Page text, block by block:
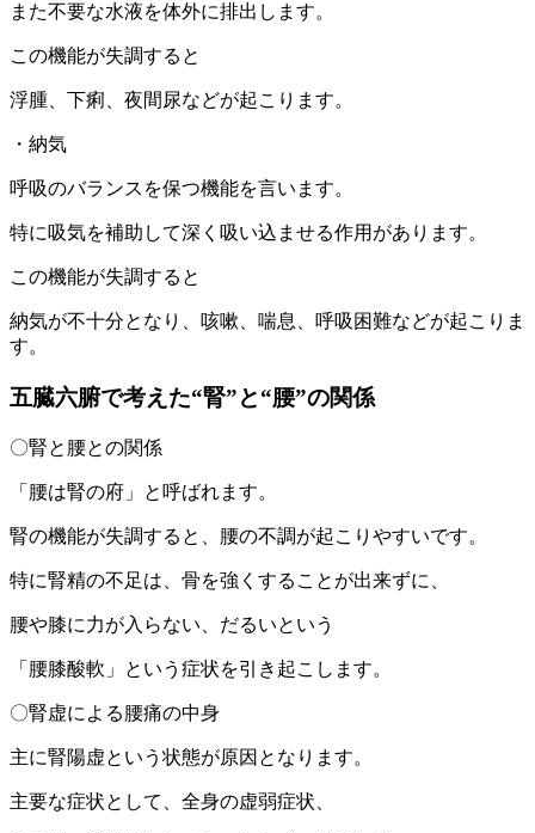
また不要な水液を体外に排出します。
この機能が失調すると
浮腫、下痢、夜間尿などが起こります。
・納気
呼吸のバランスを保つ機能を言います。
特に吸気を補助して深く吸い込ませる作用があります。
この機能が失調すると
納気が不十分となり、咳嗽、喘息、呼吸困難などが起こりま
す。
五臓六腑で考えた“腎”と“腰”の関係
〇腎と腰との関係
「腰は腎の府」と呼ばれます。
腎の機能が失調すると、腰の不調が起こりやすいです。
特に腎精の不足は、骨を強くすることが出来ずに、
腰や膝に力が入らない、だるいという
「腰膝酸軟」という症状を引き起こします。
〇腎虚による腰痛の中身
主に腎陽虚という状態が原因となります。
主要な症状として、全身の虚弱症状、